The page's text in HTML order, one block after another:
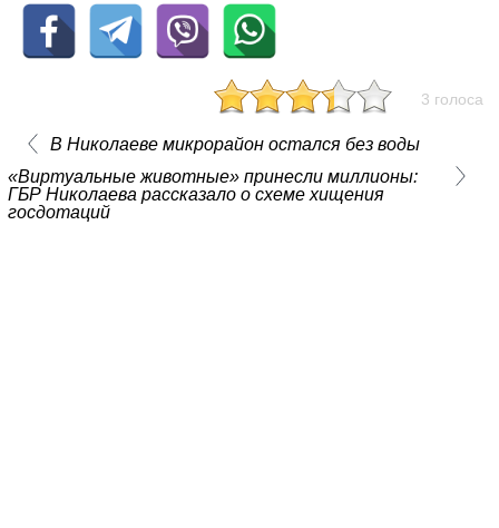
3 голоса
В Николаеве микрорайон остался без воды
«Виртуальные животные» принесли миллионы:
ГБР Николаева рассказало о схеме хищения
госдотаций